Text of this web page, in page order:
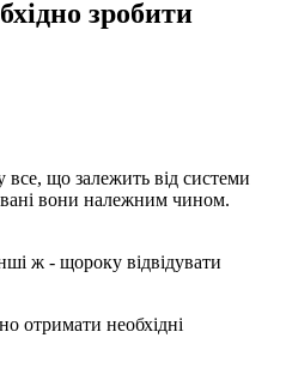
зробити
що залежить від системи
вони належним чином.
ж - щороку відвідувати
отримати необхідні